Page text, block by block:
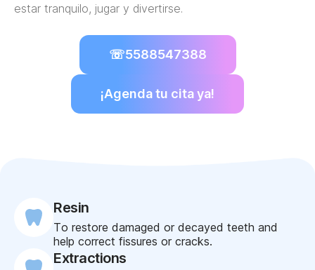
estar tranquilo, jugar y divertirse.
☏5588547388
¡Agenda tu cita ya!
Resin
To restore damaged or decayed teeth and
help correct fissures or cracks.
Extractions